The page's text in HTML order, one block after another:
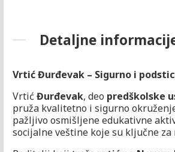
Detaljne
Vrtić Đurđevak – Sigurno i
Vrtić Đurđevak, deo predškolske
pruža kvalitetno i sigurno
pažljivo osmišljene edukativne
socijalne veštine koje su ključne